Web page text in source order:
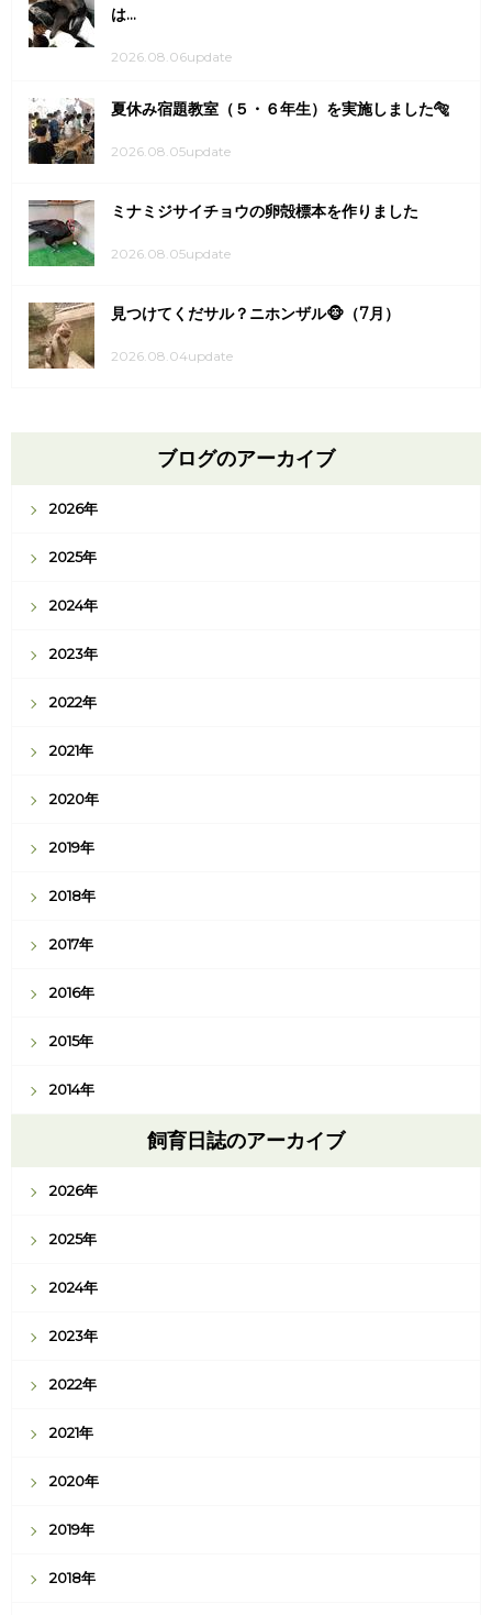
は...
2026.08.06update
夏休み宿題教室（５・６年生）を実施しました🐅
2026.08.05update
ミナミジサイチョウの卵殻標本を作りました
2026.08.05update
見つけてくだサル？ニホンザル🐵（7月）
2026.08.04update
ブログのアーカイブ
2026年
2025年
2024年
2023年
2022年
2021年
2020年
2019年
2018年
2017年
2016年
2015年
2014年
飼育日誌のアーカイブ
2026年
2025年
2024年
2023年
2022年
2021年
2020年
2019年
2018年